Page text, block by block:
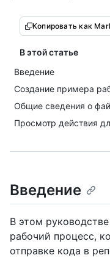
Копировать как
В этой статье
Введение
Создание примера
Общие сведения о
Просмотр действия
Введение
В этом
рабочий процесс,
отправке кода в